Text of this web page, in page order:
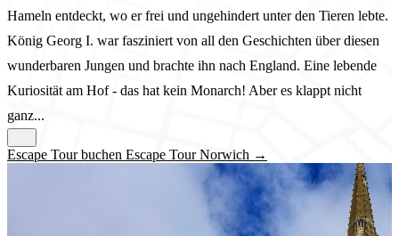
Hameln entdeckt, wo er frei und ungehindert unter den Tieren lebte.
König Georg I. war fasziniert von all den Geschichten über diesen
wunderbaren Jungen und brachte ihn nach England. Eine lebende
Kuriosität am Hof - das hat kein Monarch! Aber es klappt nicht
ganz...
Escape Tour buchen Escape Tour Norwich →